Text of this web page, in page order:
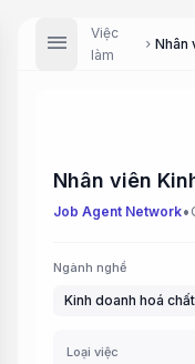
menu
Việc
làm
chevron_right
Job Agent Network•
Ngành nghề
Kinh doanh hoá chất
Loại việc